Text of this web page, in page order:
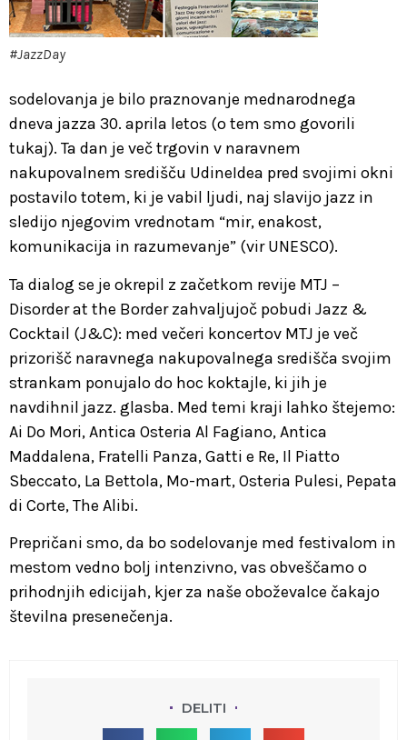
#JazzDay
sodelovanja je bilo praznovanje mednarodnega
dneva jazza 30. aprila letos (o tem smo govorili
tukaj). Ta dan je več trgovin v naravnem
nakupovalnem središču UdineIdea pred svojimi okni
postavilo totem, ki je vabil ljudi, naj slavijo jazz in
sledijo njegovim vrednotam “mir, enakost,
komunikacija in razumevanje” (vir UNESCO).
Ta dialog se je okrepil z začetkom revije MTJ –
Disorder at the Border zahvaljujoč pobudi Jazz &
Cocktail (J&C): med večeri koncertov MTJ je več
prizorišč naravnega nakupovalnega središča svojim
strankam ponujalo do hoc koktajle, ki jih je
navdihnil jazz. glasba. Med temi kraji lahko štejemo:
Ai Do Mori, Antica Osteria Al Fagiano, Antica
Maddalena, Fratelli Panza, Gatti e Re, Il Piatto
Sbeccato, La Bettola, Mo-mart, Osteria Pulesi, Pepata
di Corte, The Alibi.
Prepričani smo, da bo sodelovanje med festivalom in
mestom vedno bolj intenzivno, vas obveščamo o
prihodnjih edicijah, kjer za naše oboževalce čakajo
številna presenečenja.
DELITI